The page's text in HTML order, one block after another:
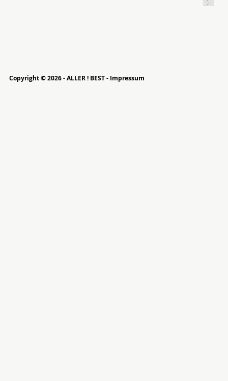
Copyright © 2026 - ALLER ! BEST - Impressum